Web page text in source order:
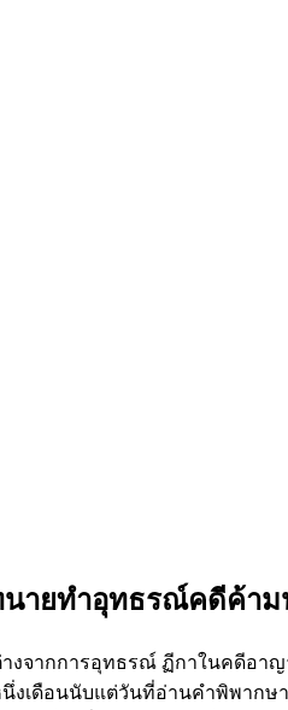
ายทำอุทธรณ์คดีค้า
กการอุทธรณ์ ฏีกาในคดีอาญ
เดือนนับแต่วันที่อ่านคำพิพาก